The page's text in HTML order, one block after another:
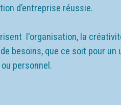
d’entreprise réussie.
l'organisation, la
besoins, que ce soit pour un
personnel.